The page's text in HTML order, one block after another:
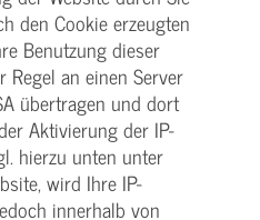
den Cookie erzeugten
Benutzung dieser
an einen Server
übertragen und dort
Aktivierung der IP-
hierzu unten unter
wird Ihre IP-
innerhalb von